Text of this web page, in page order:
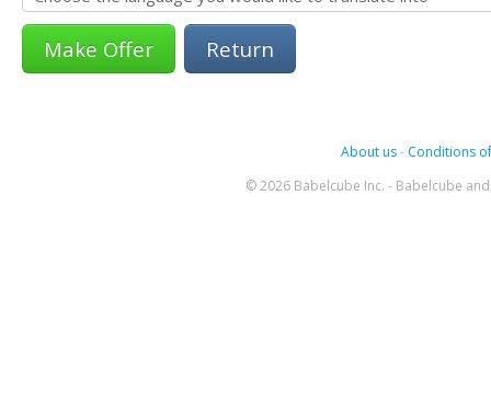
Return
About us- Conditions
© 2026 Babelcube Inc. - Babelcube